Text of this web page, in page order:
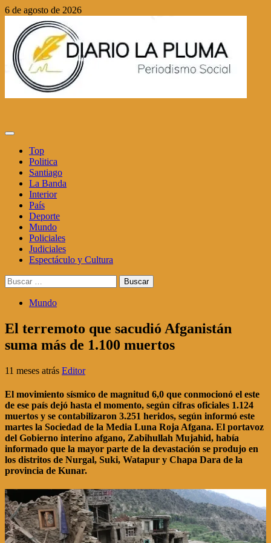
Saltar
contenido
6 de agosto de 2026
Menú
principalTop
Politica
Santiago
La Banda
Interior
País
Deporte
Mundo
Policiales
Judiciales
Espectáculo y Cultura
Buscar:
Mundo
El terremoto que sacudió Afganistán
suma más de 1.100 muertos
11 meses atrás Editor
El movimiento sísmico de magnitud 6,0 ​​que conmocionó el este
de ese país dejó hasta el momento, según cifras oficiales 1.124
muertos y se contabilizaron 3.251 heridos, según informó este
martes la Sociedad de la Media Luna Roja Afgana. El portavoz
del Gobierno interino afgano, Zabihullah Mujahid, había
informado que la mayor parte de la devastación se produjo en
los distritos de Nurgal, Suki, Watapur y Chapa Dara de la
provincia de Kunar.